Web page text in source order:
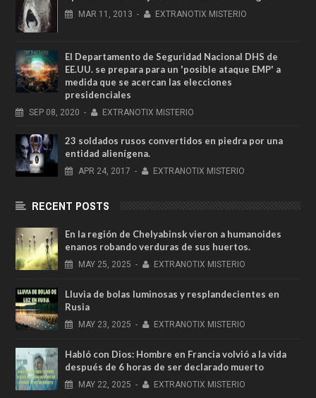
MAR 11, 2013 - EXTRANOTIX MISTERIO
El Departamento de Seguridad Nacional DHS de
EE.UU. se prepara para un 'posible ataque EMP' a
medida que se acercan las elecciones
presidenciales
SEP 08, 2020 - EXTRANOTIX MISTERIO
23 soldados rusos convertidos en piedra por una
entidad alienígena.
APR 24, 2017 - EXTRANOTIX MISTERIO
RECENT POSTS
En la región de Chelyabinsk vieron a humanoides
enanos robando verduras de sus huertos.
MAY 25, 2025 - EXTRANOTIX MISTERIO
Lluvia de bolas luminosas y resplandecientes en
Rusia
MAY 23, 2025 - EXTRANOTIX MISTERIO
Habló con Dios: Hombre en Francia volvió a la vida
después de 6 horas de ser declarado muerto
MAY 22, 2025 - EXTRANOTIX MISTERIO